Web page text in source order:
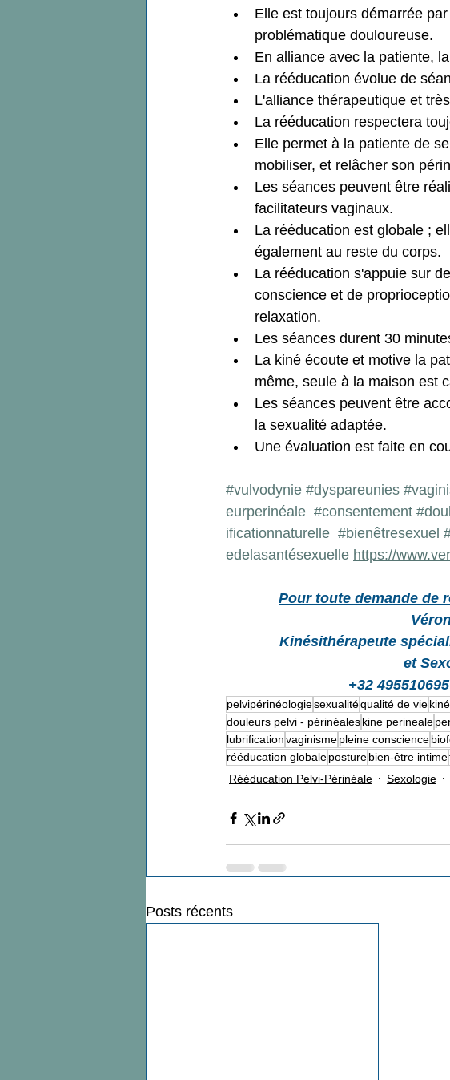
Elle est toujours démarrée
problématique douloureuse.
En alliance avec la patiente,
La rééducation évolue de
L'alliance thérapeutique et
La rééducation respectera
Elle permet à la patiente de
mobiliser, et relâcher son
Les séances peuvent être
facilitateurs vaginaux.
La rééducation est globale ;
également au reste du corps.
La rééducation s'appuie sur
conscience et de
relaxation.
Les séances durent 30
La kiné écoute et motive la
même, seule à la maison est
Les séances peuvent être
la sexualité adaptée.
Une évaluation est faite en
#vulvodynie #dyspareunies
eurperinéale #consentement
ificationnaturelle #bienêtresexuel
edelasantésexuelle https://
Pour toute demande de
Kinésithérapeute
et
+32
pelvipérinéologiesexualitéqualité de vie
douleurs pelvi - périnéaleskine perineale
lubrificationvaginismepleine conscience
rééducation globaleposturebien-être intime
Rééducation Pelvi-Périnéale
Sexologie
Posts récents